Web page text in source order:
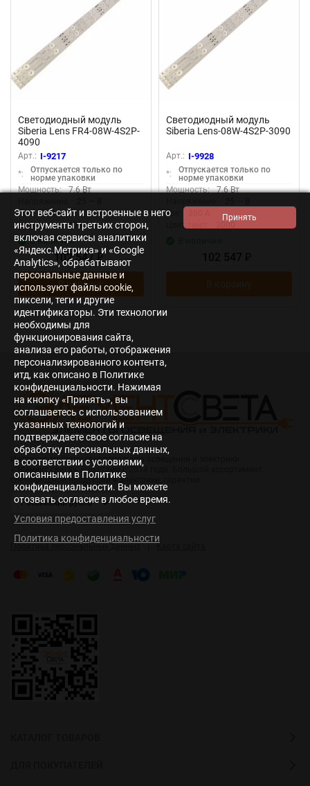
Светодиодный модуль
Siberia Lens FR4-08W-4S2P-
4090
Арт.: I-9217
*:
Отпускается только по
норме упаковки
Мощность:
7.6 Вт
Ток:
300 А
Цвет.темп:
4000
В наличии
102 547
В корзину
Светодиодный модуль
Siberia Lens-08W-4S2P-3090
Арт.: I-9928
*:
Отпускается только по
норме упаковки
Мощность:
7.6 Вт
Ток:
Цвет.темп:
Интернет-магазин светодиодного освещения и электрики
«Элемент света». Работаем с 2014 года. Большой ассортимент
светодиодной продукции и электрики, гарантии.
Политика персональных данных |
Этот веб-сайт и встроенные в него
инструменты третьих сторон,
включая сервисы аналитики
«Яндекс.Метрика» и «Google
Analytics», обрабатывают
персональные данные и
используют файлы cookie,
пиксели, теги и другие
идентификаторы. Эти технологии
необходимы для
функционирования сайта,
анализа его работы, отображения
персонализированного контента,
итд, как описано в Политике
конфиденциальности. Нажимая
на кнопку «Принять», вы
соглашаетесь с использованием
указанных технологий и
подтверждаете свое согласие на
обработку персональных данных,
в соответствии с условиями,
описанными в Политике
конфиденциальности. Вы можете
отозвать согласие в любое время.
Условия предоставления услуг
Политика конфиденциальности